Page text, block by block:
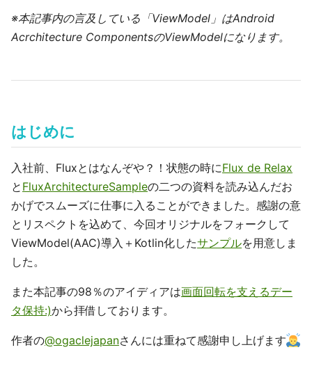
※本記事内の言及している「ViewModel」はAndroid
Acrchitecture ComponentsのViewModelになります。
はじめに
入社前、Fluxとはなんぞや？！状態の時にFlux de Relax
と FluxArchitectureSampleの二つの資料を読み込んだお
かげでスムーズに仕事に入ることができました。感謝の意
とリスペクトを込めて、今回オリジナルをフォークして
ViewModel(AAC)導入＋Kotlin化したサンプルを用意しま
した。
また本記事の98％のアイディアは画面回転を支えるデー
タ保持:)から拝借しております。
作者の@ogaclejapanさんには重ねて感謝申し上げます